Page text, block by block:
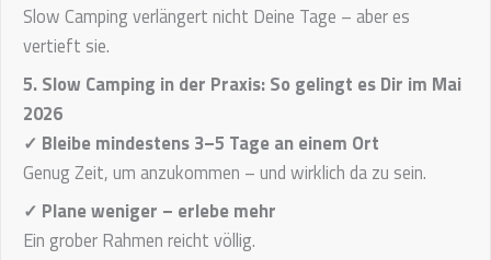
Slow Camping verlängert nicht Deine Tage – aber es
vertieft sie.
5. Slow Camping in der Praxis: So gelingt es Dir im Mai
2026
✓ Bleibe mindestens 3–5 Tage an einem Ort
Genug Zeit, um anzukommen – und wirklich da zu sein.
✓ Plane weniger – erlebe mehr
Ein grober Rahmen reicht völlig.